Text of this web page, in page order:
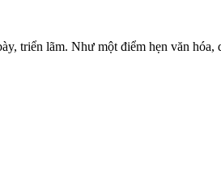
triển lãm. Như một điểm hẹn văn